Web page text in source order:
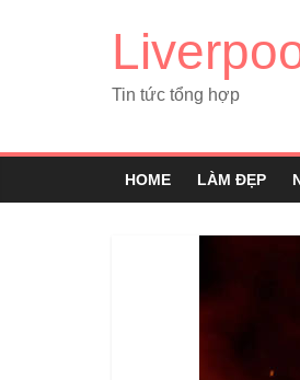
Tin tức tổng hợp
HOME LÀM ĐẸP